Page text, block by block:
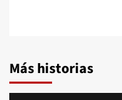
Más historias